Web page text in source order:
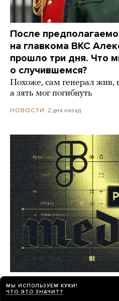
После
на главкома ВКС
прошло три дня. Что
о случившемся?
Похоже, сам генерал жив,
а зять мог погибнуть
НОВОСТИ 2 дня назад
Работа в «Медузе»!
фоторедактора
МЫ ИСПОЛЬЗУЕМ КУКИ!
ЧТО ЭТО ЗНАЧИТ?